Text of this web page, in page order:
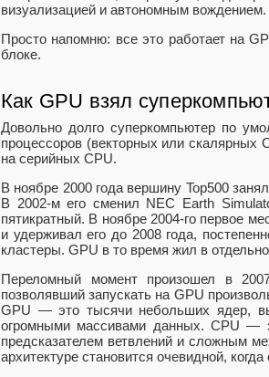
визуализацией и автономным вождением.
Просто напомню: все это работает на
блоке.
Как GPU взял
Довольно долго суперкомпьютер по
процессоров (векторных или
на серийных CPU.
В ноябре 2000 года вершину Top500
В 2002-м его сменил NEC Earth
пятикратный. В ноябре 2004-го первое
и удерживал его до 2008 года,
кластеры. GPU в то время жил в
Переломный момент произошел в
позволявший запускать на GPU
GPU — это тысячи небольших ядер,
огромными массивами данных. CPU —
предсказателем ветвлений и сложным
архитектуре становится очевидной,